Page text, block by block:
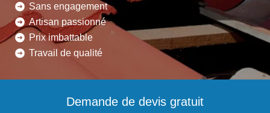
Sans engagement
Artisan passionné
Prix imbattable
Travail de qualité
Demande de devis gratuit